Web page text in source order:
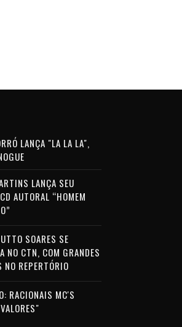
LANÇA "LA LA LA",
LANÇA SEU
AUTORAL “HOMEM
SOARES SE
NO CTN, COM GRANDES
NO REPERTÓRIO
RACIONAIS MC'S